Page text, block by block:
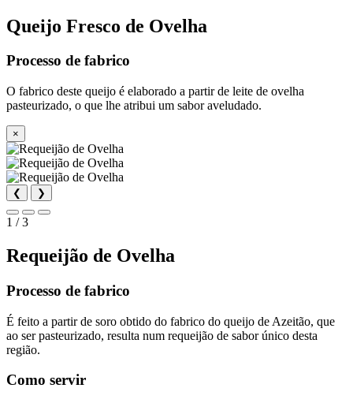
Queijo Fresco de Ovelha
Processo de fabrico
O fabrico deste queijo é elaborado a partir de leite de ovelha
pasteurizado, o que lhe atribui um sabor aveludado.
×
❮ ❯
1 / 3
Requeijão de Ovelha
Processo de fabrico
É feito a partir de soro obtido do fabrico do queijo de Azeitão, que
ao ser pasteurizado, resulta num requeijão de sabor único desta
região.
Como servir